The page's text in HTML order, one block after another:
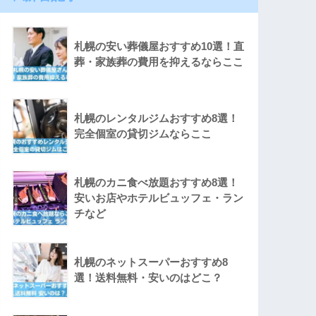
札幌の安い葬儀屋おすすめ10選！直
葬・家族葬の費用を抑えるならここ
札幌のレンタルジムおすすめ8選！
完全個室の貸切ジムならここ
札幌のカニ食べ放題おすすめ8選！
安いお店やホテルビュッフェ・ラン
チなど
札幌のネットスーパーおすすめ8
選！送料無料・安いのはどこ？